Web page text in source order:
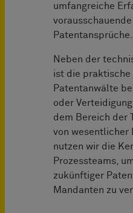
umfangreiche
Patentansprüche.
Neben der
ist die praktische
Patentanwälte
oder
dem Bereich der
von wesentlicher
nutzen wir die
Prozessteams,
zukünftiger
Mandanten zu